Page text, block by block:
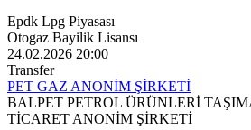
Epdk Lpg Piyasası
Otogaz Bayilik Lisansı
24.02.2026 20:00
Transfer
PET GAZ ANONİM ŞİRKETİ
BALPET PETROL ÜRÜNLERİ
TİCARET ANONİM ŞİRKETİ